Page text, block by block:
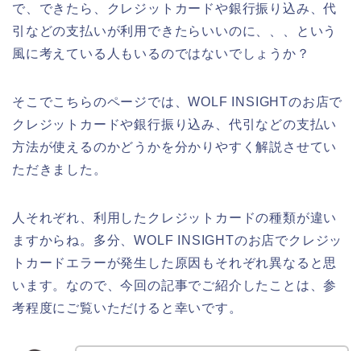
で、できたら、クレジットカードや銀行振り込み、代
引などの支払いが利用できたらいいのに、、、という
風に考えている人もいるのではないでしょうか？
そこでこちらのページでは、WOLF INSIGHTのお店で
クレジットカードや銀行振り込み、代引などの支払い
方法が使えるのかどうかを分かりやすく解説させてい
ただきました。
人それぞれ、利用したクレジットカードの種類が違い
ますからね。多分、WOLF INSIGHTのお店でクレジッ
トカードエラーが発生した原因もそれぞれ異なると思
います。なので、今回の記事でご紹介したことは、参
考程度にご覧いただけると幸いです。